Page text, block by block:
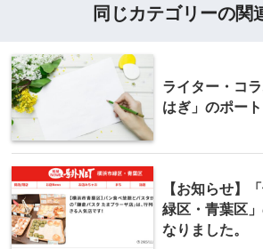
同じカテゴリーの関
ライター・コ
はぎ」のポー
【お知らせ】
緑区・青葉区
なりました。